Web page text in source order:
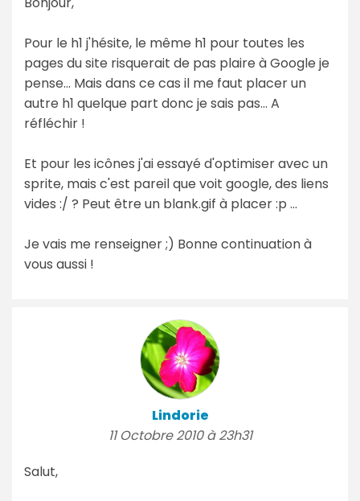
Pour le h1 j'hésite, le même h1 pour toutes les
pages du site risquerait de pas plaire à Google je
pense... Mais dans ce cas il me faut placer un
autre h1 quelque part donc je sais pas... A
réfléchir !
Et pour les icônes j'ai essayé d'optimiser avec un
sprite, mais c'est pareil que voit google, des liens
vides :/ ? Peut être un blank.gif à placer :p ...
Je vais me renseigner ;) Bonne continuation à
vous aussi !
Lindorie
11 Octobre 2010 à 23h31
Salut,